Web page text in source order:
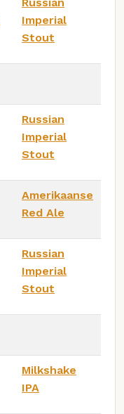
Imperial
Stout
Russian
Imperial
Stout
Amerikaanse
Red Ale
Russian
Imperial
Stout
Milkshake
IPA